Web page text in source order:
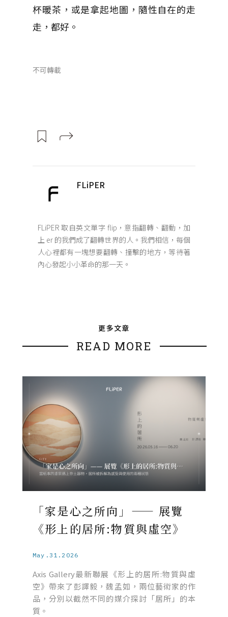
杯暖茶，或是拿起地圖，隨性自在的走
走，都好。
不可轉載
FLiPER
FLiPER 取自英文單字 flip，意指翻轉、翻動，加
上 er 的我們成了翻轉世界的人。我們相信，每個
人心裡都有一塊想要翻轉、撞擊的地方，等待著
內心發起小小革命的那一天。
更多文章
READ MORE
「家是心之所向」—— 展覽
《形上的居所:物質與虛空》
May.31.2026
Axis Gallery最新聯展《形上的居所:物質與虛
空》帶來了彭譯毅，魏孟如，兩位藝術家的作
品，分別以截然不同的媒介探討「居所」的本
質。